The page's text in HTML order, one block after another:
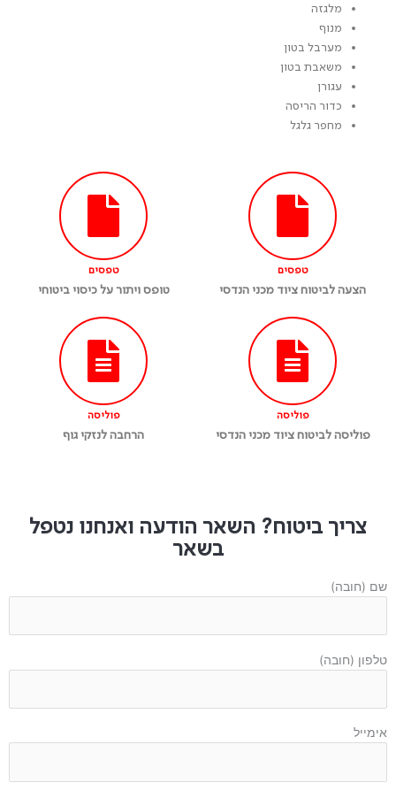
מלגזה
מנוף
מערבל בטון
משאבת בטון
עגורן
כדור הריסה
מחפר גלגל
טפסים
הצעה לביטוח ציוד מכני הנדסי
טפסים
טופס ויתור על כיסוי ביטוחי
פוליסה
פוליסה לביטוח ציוד מכני הנדסי
פוליסה
הרחבה לנזקי גוף
צריך ביטוח? השאר הודעה ואנחנו נטפל
בשאר
שם (חובה)
טלפון (חובה)
אימייל